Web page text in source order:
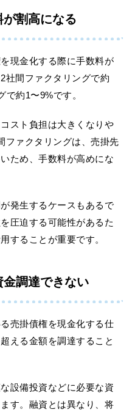
割高になる
現金化する際に手数料が
社間ファクタリングで約
約1〜9%です。
スト負担は大きくなりや
ファクタリングは、売掛先
ため、手数料が高めにな
発生するケースもあるで
圧迫する可能性があるた
することが重要です。
調達できない
売掛債権を現金化する仕
える金額を調達すること
設備投資などに必要な資
す。融資とは異なり、将